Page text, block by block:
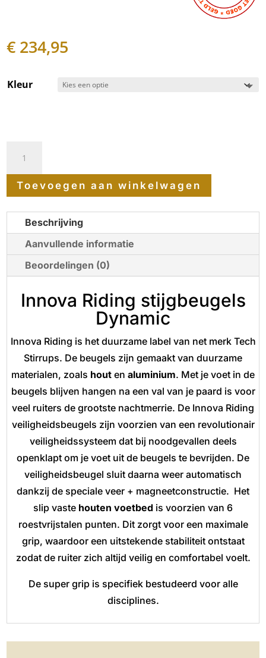
€ 234,95
Kleur
stijgbeugels
aantal
Toevoegen aan winkelwagen
Beschrijving
Aanvullende informatie
Beoordelingen (0)
Innova Riding stijgbeugels
Dynamic
Innova Riding is het duurzame label van net merk Tech
Stirrups. De beugels zijn gemaakt van duurzame
materialen, zoals hout en aluminium. Met je voet in de
beugels blijven hangen na een val van je paard is voor
veel ruiters de grootste nachtmerrie. De Innova Riding
veiligheidsbeugels zijn voorzien van een revolutionair
veiligheidssysteem dat bij noodgevallen deels
openklapt om je voet uit de beugels te bevrijden. De
veiligheidsbeugel sluit daarna weer automatisch
dankzij de speciale veer + magneetconstructie. Het
slip vaste houten voetbed is voorzien van 6
roestvrijstalen punten. Dit zorgt voor een maximale
grip, waardoor een uitstekende stabiliteit ontstaat
zodat de ruiter zich altijd veilig en comfortabel voelt.
De super grip is specifiek bestudeerd voor alle
disciplines.